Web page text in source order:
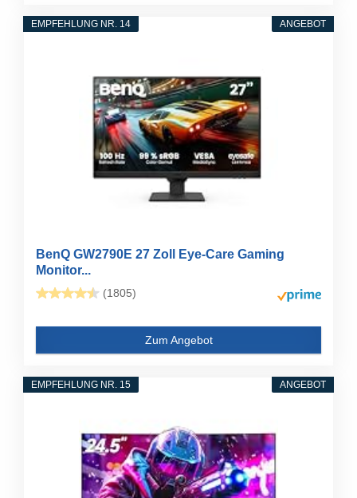
ANGEBOT
EMPFEHLUNG NR. 14
BenQ GW2790E 27 Zoll Eye-Care Gaming
Monitor...
(1805)
Zum Angebot
ANGEBOT
EMPFEHLUNG NR. 15